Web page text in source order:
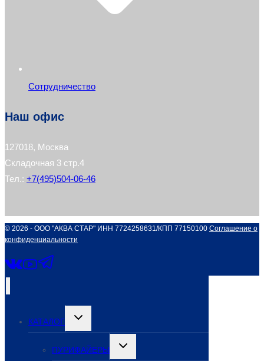
Сотрудничество
Наш офис
127018, Москва
Складочная 3 стр.4
Тел.: +7(495)504-06-46
© 2026 - ООО "АКВА СТАР" ИНН 7724258631/КПП 77150100 Соглашение о
конфиденциальности
КАТАЛОГ
Переключить
меню
ПУРИФАЙЕРЫ
Переключить